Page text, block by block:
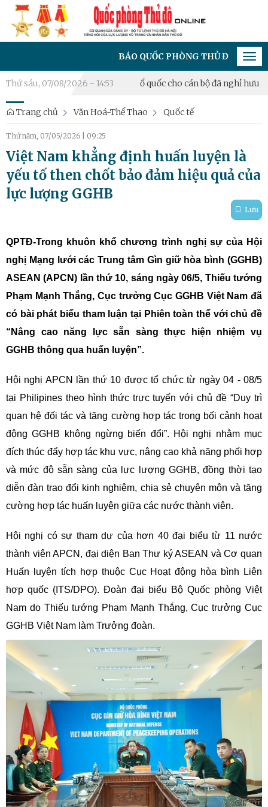
BÁO QUỐC PHÒNG THỦ ĐÔ - CƠ QUAN
Thứ sáu, 07/08/2026 - 14:53
Huân chương Bảo vệ Tổ quốc cho cán bộ đã nghỉ hưu Khai
Trang chủ Văn Hoá-Thể Thao Quốc tế
Thứ năm, 07/05/2026 09:25
Việt Nam khẳng định huấn luyện là
yếu tố then chốt bảo đảm hiệu quả của
lực lượng GGHB
Lưu
QPTĐ-Trong khuôn khổ chương trình nghị sự của Hội
nghị Mạng lưới các Trung tâm Gìn giữ hòa bình (GGHB)
ASEAN (APCN) lần thứ 10, sáng ngày 06/5, Thiếu tướng
Phạm Mạnh Thắng, Cục trưởng Cục GGHB Việt Nam đã
có bài phát biểu tham luận tại Phiên toàn thể với chủ đề
“Nâng cao năng lực sẵn sàng thực hiện nhiệm vụ
GGHB thông qua huấn luyện”.
Hội nghị APCN lần thứ 10 được tổ chức từ ngày 04 - 08/5
tại Philipines theo hình thức trực tuyến với chủ đề “Duy trì
quan hệ đối tác và tăng cường hợp tác trong bối cảnh hoạt
động GGHB không ngừng biến đổi”. Hội nghị nhằm mục
đích thúc đẩy hợp tác khu vực, nâng cao khả năng phối hợp
và mức độ sẵn sàng của lực lượng GGHB, đồng thời tạo
diễn đàn trao đổi kinh nghiệm, chia sẻ chuyên môn và tăng
cường hợp tác huấn luyện giữa các nước thành viên.
Hội nghị có sự tham dự của hơn 40 đại biểu từ 11 nước
thành viên APCN, đại diện Ban Thư ký ASEAN và Cơ quan
Huấn luyện tích hợp thuộc Cục Hoạt động hòa bình Liên
hợp quốc (ITS/DPO). Đoàn đại biểu Bộ Quốc phòng Việt
Nam do Thiếu tướng Phạm Mạnh Thắng, Cục trưởng Cục
GGHB Việt Nam làm Trưởng đoàn.